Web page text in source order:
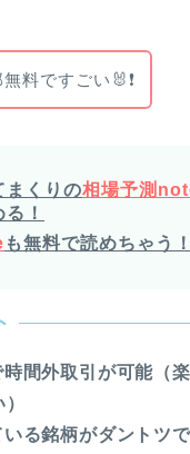
料ですごい🐰❗
まくりの相場予測
！
も無料で読めちゃう！
間外取引が可能（
る銘柄がダントツで